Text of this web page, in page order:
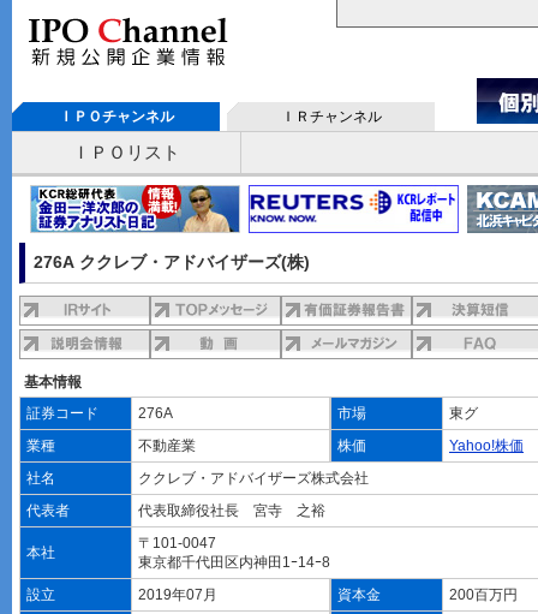
ＩＰＯチャンネル ＩＲチャンネル
ＩＰＯリスト
276A ククレブ・アドバイザーズ(株)
基本情報
証券コード
276A 市場
東グ
業種
不動産業 株価
Yahoo!株価
社名
ククレブ・アドバイザーズ株式会社
代表者
代表取締役社長 宮寺 之裕
本社
〒101-0047
東京都千代田区内神田1ｰ14ｰ8
設立
2019年07月 資本金
200百万円